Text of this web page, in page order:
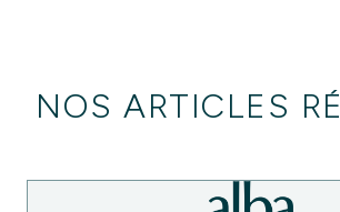
NOS ARTICLES